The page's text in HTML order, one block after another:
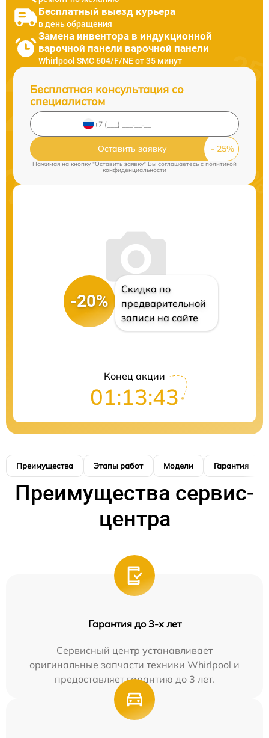
Бесплатный выезд курьера
в день обращения
Замена инвентора в индукционной
варочной панели варочной панели
Whirlpool SMC 604/F/NE от 35 минут
Бесплатная консультация со
специалистом
Оставить заявку
Нажимая на кнопку "Оставить заявку" Вы соглашаетесь c политикой
конфиденциальности
-20%
Скидка по
предварительной
записи на сайте
Конец акции
01:13:42
Преимущества Этапы работ Модели Гарантия
Преимущества сервис-
центра
Гарантия до 3-х лет
Сервисный центр устанавливает
оригинальные запчасти техники Whirlpool и
предоставляет гарантию до 3 лет.